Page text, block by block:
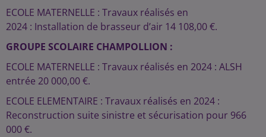
ECOLE MATERNELLE : Travaux réalisés en
2024 : Installation de brasseur d’air 14 108,00 €.
GROUPE SCOLAIRE CHAMPOLLION :
ECOLE MATERNELLE : Travaux réalisés en 2024 : ALSH
entrée 20 000,00 €.
ECOLE ELEMENTAIRE : Travaux réalisés en 2024 :
Reconstruction suite sinistre et sécurisation pour 966
000 €.